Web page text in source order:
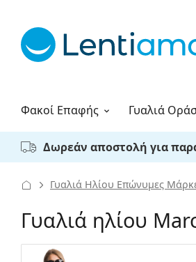
Φακοί Επαφής
Υγρά φακών Γυαλιά
Πώς να παραγγείλετε
Δωρεάν αποστολή για
Γυαλιά Ηλίου Επώνυμες
Γυαλιά ηλίου